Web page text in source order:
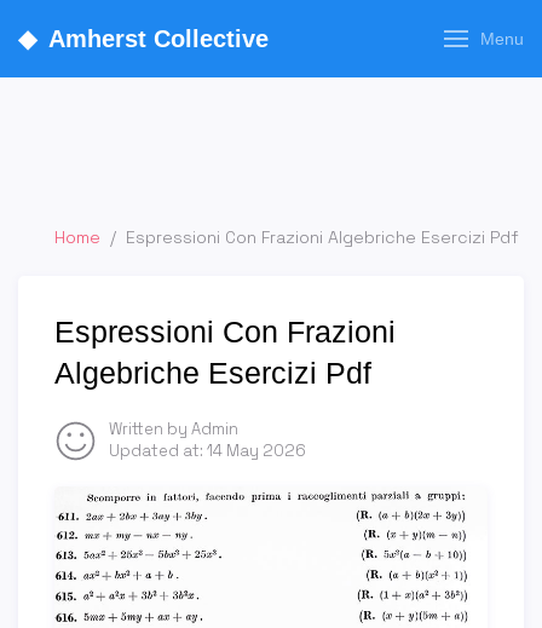
◆ Amherst Collective Menu
Home / Espressioni Con Frazioni Algebriche Esercizi Pdf
Espressioni Con Frazioni
Algebriche Esercizi Pdf
Written by Admin
Updated at: 14 May 2026